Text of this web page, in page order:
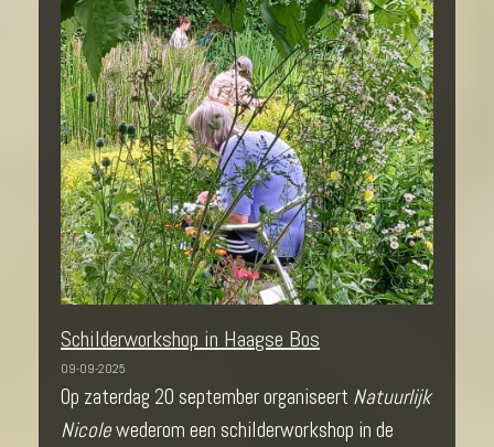
Schilderworkshop in Haagse Bos
09-09-2025
Op zaterdag 20 september organiseert Natuurlijk
Nicolewederom een schilderworkshop in de